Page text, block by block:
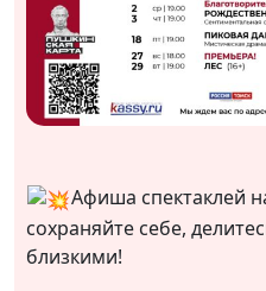
Афиша спектаклей
сохраняйте себе,
близкими!